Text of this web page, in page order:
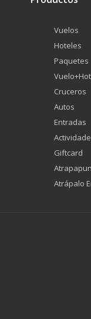
Vuelos
Hoteles
Paquetes
Cruceros
Autos
Entradas
Giftcard
Atrápalo